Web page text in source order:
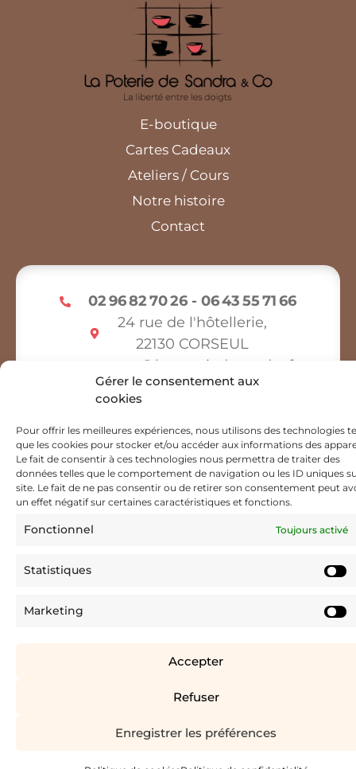
Gérer le consentement aux
cookies
Pour offrir les meilleures expériences, nous utilisons des technologies
que les cookies pour stocker et/ou accéder aux informations des
Le fait de consentir à ces technologies nous permettra de traiter des
données telles que le comportement de navigation ou les ID uniques
site. Le fait de ne pas consentir ou de retirer son consentement peut
un effet négatif sur certaines caractéristiques et fonctions.
Fonctionnel Toujours activé
Statistiques
Marketing
Accepter
Refuser
Enregistrer les préférences
E-boutique
Cartes Cadeaux
Ateliers / Cours
Notre histoire
Contact
02 96 82 70 26 - 06 43 55 71 66
24 rue de l'hôtellerie,
22130 CORSEUL
contact@lapoteriedesandra.fr
Ouvert du mardi au samedi
Fermé Dimanche et Lundi.
Tous droits réservés – La poterie de Sandra & Co – 2026 –
Mentions Légales
Plan du site–